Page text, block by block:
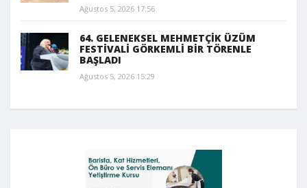
Ağustos 5, 2026 17:56
64. GELENEKSEL MEHMETÇİK ÜZÜM
FESTİVALİ GÖRKEMLİ BİR TÖRENLE
BAŞLADI
Ağustos 5, 2026 15:29